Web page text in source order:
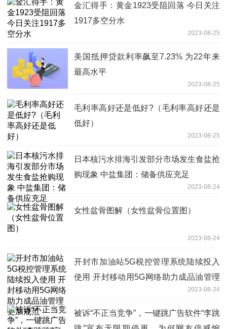
金汇得手：黄金1923受阻回落 今日关注
1917多空分水
2023-08-25
美国抵押贷款利率飙至7.23% 为22年来
最高水平
2023-08-25
毛利率高好还是低好?（毛利率高好还是
低好）
2023-08-25
日本核污水排海引发部分市场发生食盐抢
购现象 中盐集团：储备供应充足
2023-08-24
女性盆骨图解（女性盆骨位置图）
2023-08-24
开封市加油站5G税控管理系统陆续投入
使用 开封移动用5G网络助力成品油管理
2023-08-24
被诉“不正当竞争”，一键跳广告软件“李跳